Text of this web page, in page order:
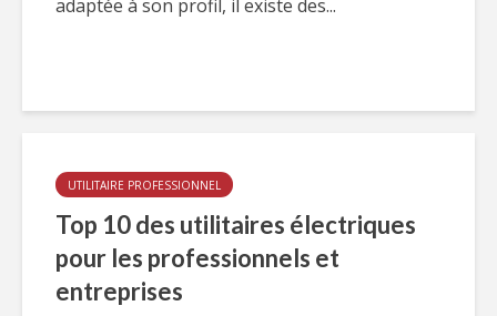
adaptée à son profil, il existe des...
UTILITAIRE PROFESSIONNEL
Top 10 des utilitaires électriques
pour les professionnels et
entreprises